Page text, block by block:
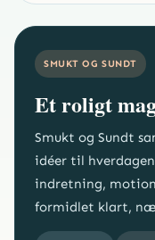
SMUKT OG SUNDT
Et roligt
Smukt og Sundt
idéer til
indretning,
formidlet klart,